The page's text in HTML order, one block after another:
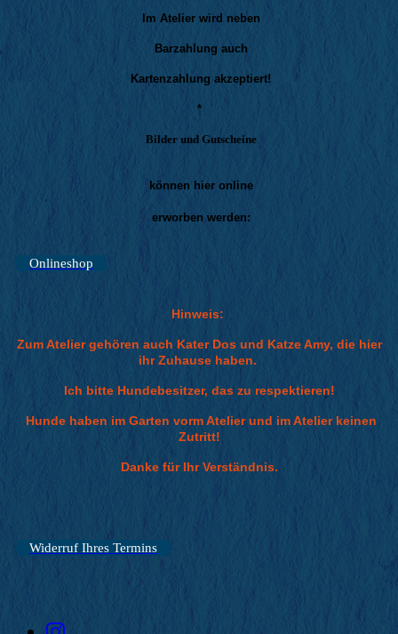
Im Atelier wird neben
Barzahlung auch
Kartenzahlung akzeptiert!
*
Bilder und Gutscheine
können hier online
erworben werden:
Onlineshop
Hinweis:
Zum Atelier gehören auch Kater Dos und Katze Amy, die hier
ihr Zuhause haben.
Ich bitte Hundebesitzer, das zu respektieren!
Hunde haben im Garten vorm Atelier und im Atelier keinen
Zutritt!
Danke für Ihr Verständnis.
Widerruf Ihres Termins